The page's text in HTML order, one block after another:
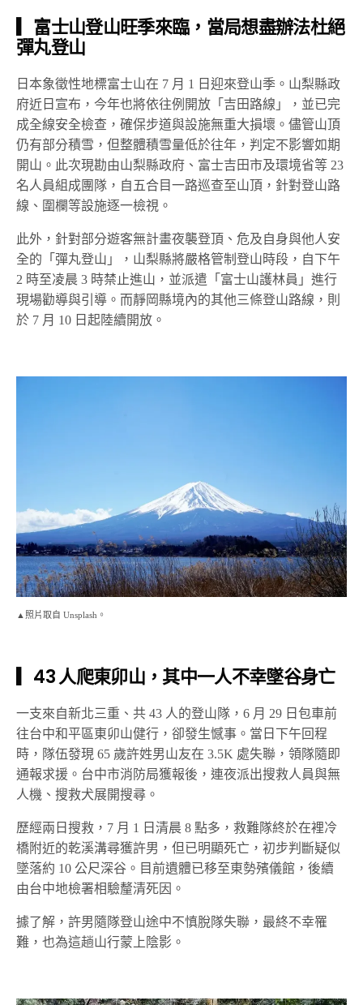
▎富士山登山旺季來臨，當局想盡辦法杜絕
彈丸登山
日本象徵性地標富士山在 7 月 1 日迎來登山季。山梨縣政
府近日宣布，今年也將依往例開放「吉田路線」，並已完
成全線安全檢查，確保步道與設施無重大損壞。儘管山頂
仍有部分積雪，但整體積雪量低於往年，判定不影響如期
開山。此次現勘由山梨縣政府、富士吉田市及環境省等 23
名人員組成團隊，自五合目一路巡查至山頂，針對登山路
線、圍欄等設施逐一檢視。
此外，針對部分遊客無計畫夜襲登頂、危及自身與他人安
全的「彈丸登山」，山梨縣將嚴格管制登山時段，自下午
2 時至凌晨 3 時禁止進山，並派遣「富士山護林員」進行
現場勸導與引導。而靜岡縣境內的其他三條登山路線，則
於 7 月 10 日起陸續開放。
▲照片取自 Unsplash。
▎43 人爬東卯山，其中一人不幸墜谷身亡
一支來自新北三重、共 43 人的登山隊，6 月 29 日包車前
往台中和平區東卯山健行，卻發生憾事。當日下午回程
時，隊伍發現 65 歲許姓男山友在 3.5K 處失聯，領隊隨即
通報求援。台中市消防局獲報後，連夜派出搜救人員與無
人機、搜救犬展開搜尋。
歷經兩日搜救，7 月 1 日清晨 8 點多，救難隊終於在裡冷
橋附近的乾溪溝尋獲許男，但已明顯死亡，初步判斷疑似
墜落約 10 公尺深谷。目前遺體已移至東勢殯儀館，後續
由台中地檢署相驗釐清死因。
據了解，許男隨隊登山途中不慎脫隊失聯，最終不幸罹
難，也為這趟山行蒙上陰影。